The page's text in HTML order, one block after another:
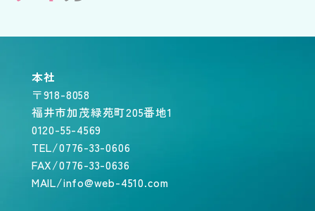
本社
〒918-8058
福井市加茂緑苑町205番地1
0120-55-4569
TEL/0776-33-0606
FAX/0776-33-0636
MAIL/info@web-4510.com